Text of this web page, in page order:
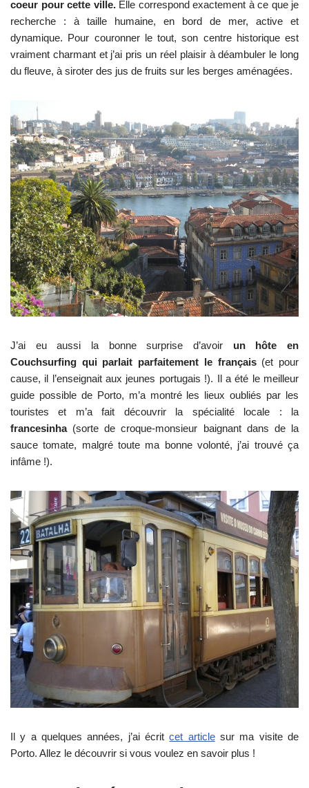
coeur pour cette ville.Elle correspond exactement à ce que je
recherche : à taille humaine, en bord de mer, active et
dynamique. Pour couronner le tout, son centre historique est
vraiment charmant et j’ai pris un réel plaisir à déambuler le long
du fleuve, à siroter des jus de fruits sur les berges aménagées.
J’ai eu aussi la bonne surprise d’avoir un hôte en
Couchsurfing qui parlait parfaitement le français(et pour
cause, il l’enseignait aux jeunes portugais !). Il a été le meilleur
guide possible de Porto, m’a montré les lieux oubliés par les
touristes et m’a fait découvrir la spécialité locale : la
francesinha(sorte de croque-monsieur baignant dans de la
sauce tomate, malgré toute ma bonne volonté, j’ai trouvé ça
infâme !).
Il y a quelques années, j’ai écritcet articlesur ma visite de
Porto. Allez le découvrir si vous voulez en savoir plus !